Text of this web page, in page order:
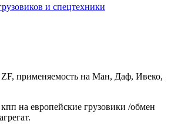
и спецтехники
ZF, применяемость на Ман, Даф, Ивеко,
на европейские грузовики /обмен